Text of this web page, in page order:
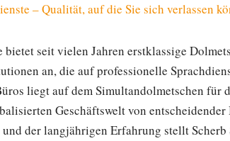
– Qualität, auf die Sie sich verlassen
bietet seit vielen Jahren erstklassige
an, die auf professionelle
liegt auf dem Simultandolmetschen für
Geschäftswelt von
der langjährigen Erfahrung stellt Scherb